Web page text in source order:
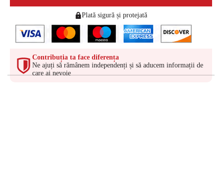
Plată sigură și protejată
Contribuția ta face diferența
Ne ajuți să rămânem independenți și să aducem informații de
care ai nevoie